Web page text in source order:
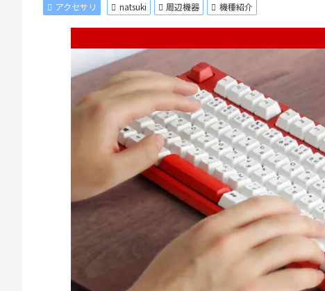
アクセサリ natsuki 周辺機器 機種紹介